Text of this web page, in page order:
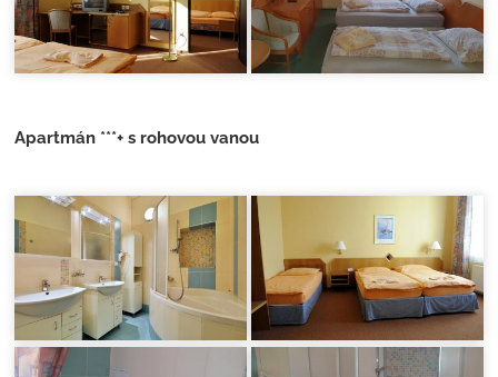
Apartmán ***+ s rohovou vanou